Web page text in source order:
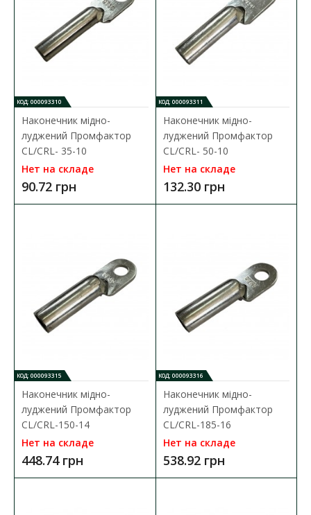
Кабельный наконечник Промфактор серии
DT(G) представляет собой специальный элемент, который
предназн..
45.90 грн
В КОРЗИНУ
В сравнения
В закладки
КОД: 000093310
Наконечник мідно-
луджений Промфактор
CL/CRL- 35-10
Нет на складе
90.72 грн
КОД: 000093311
Наконечник мідно-
луджений Промфактор
CL/CRL- 50-10
Нет на складе
132.30 грн
КОД: 000093315
Наконечник мідно-
луджений Промфактор
CL/CRL-150-14
Нет на складе
448.74 грн
КОД: 000093316
Наконечник мідно-
луджений Промфактор
CL/CRL-185-16
Нет на складе
538.92 грн